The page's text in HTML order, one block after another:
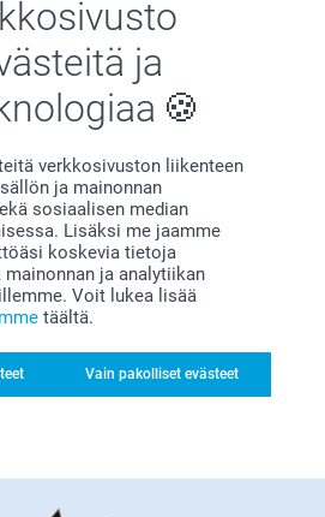
ja
verkkosivuston liikenteen
ja mainonnan
sosiaalisen median
Lisäksi me jaamme
koskevia tietoja
ja analytiikan
Voit lukea lisää
täältä.
Vain pakolliset evästeet